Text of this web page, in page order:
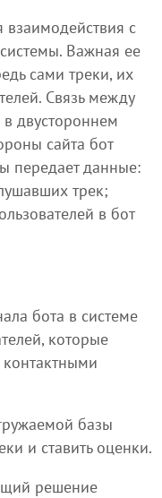
взаимодействия с
Важная ее
сами треки, их
Связь между
двустороннем
сайта бот
передает данные:
трек;
в бот
бота в системе
которые
базы
и ставить оценки.
решение